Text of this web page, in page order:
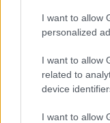
I want to allow
personalized
I want to allow
related to
device
I want to allow
Paks II.: Mit jelent